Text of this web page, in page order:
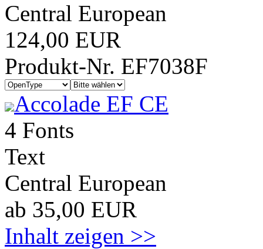
Central European
124,00 EUR
Produkt-Nr. EF7038F
Accolade EF CE
4 Fonts
Text
Central European
ab 35,00 EUR
Inhalt zeigen >>